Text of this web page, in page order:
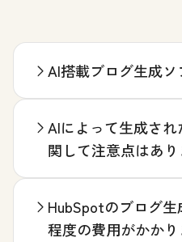
AI搭載ブログ生成
AIによって生成さ
関して注意点はあり
HubSpotのブログ
程度の費用がかかり